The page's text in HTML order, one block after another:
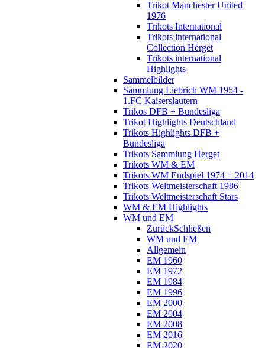
Trikot Manchester United
1976
Trikots International
Trikots international
Collection Herget
Trikots international
Highlights
Sammelbilder
Sammlung Liebrich WM 1954 -
1.FC Kaiserslautern
Trikos DFB + Bundesliga
Trikot Highlights Deutschland
Trikots Highlights DFB +
Bundesliga
Trikots Sammlung Herget
Trikots WM & EM
Trikots WM Endspiel 1974 + 2014
Trikots Weltmeisterschaft 1986
Trikots Weltmeisterschaft Stars
WM & EM Highlights
WM und EM
ZurückSchließen
WM und EM
Allgemein
EM 1960
EM 1972
EM 1984
EM 1996
EM 2000
EM 2004
EM 2008
EM 2016
EM 2020